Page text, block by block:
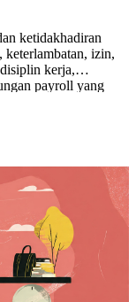
ketidakhadiran
izin,
kerja,
payroll yang
sekadar “cek hadir”.
shift), uang